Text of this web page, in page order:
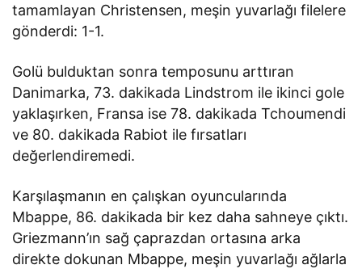
tamamlayan Christensen, meşin yuvarlağı filelere
gönderdi: 1-1.
Golü bulduktan sonra temposunu arttıran
Danimarka, 73. dakikada Lindstrom ile ikinci gole
yaklaşırken, Fransa ise 78. dakikada Tchoumendi
ve 80. dakikada Rabiot ile fırsatları
değerlendiremedi.
Karşılaşmanın en çalışkan oyuncularında
Mbappe, 86. dakikada bir kez daha sahneye çıktı.
Griezmann’ın sağ çaprazdan ortasına arka
direkte dokunan Mbappe, meşin yuvarlağı ağlarla